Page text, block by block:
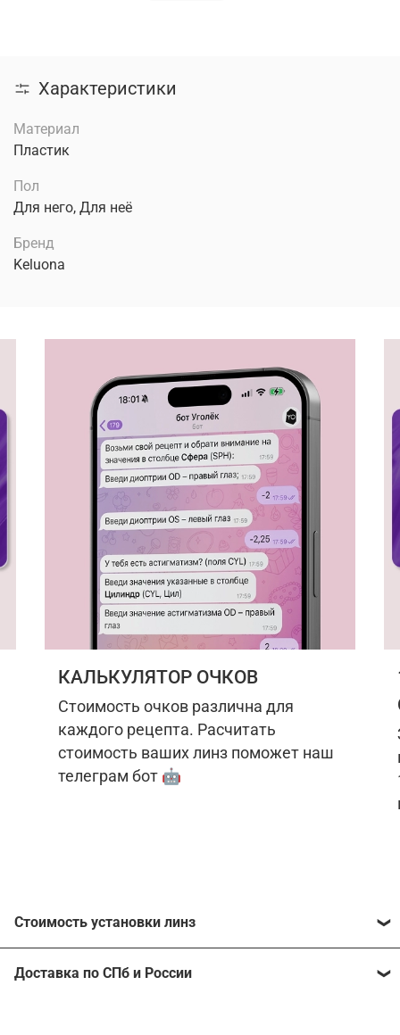
Характеристики
Материал
Пластик
Пол
Для него, Для неё
Бренд
Keluona
КАЛЬКУЛЯТОР ОЧКОВ
Стоимость очков различна для
каждого рецепта. Расчитать
стоимость ваших линз поможет наш
телеграм бот 🤖
Стоимость установки линз
Расчитать стоимость ваших линз поможет
Доставка по СПб и России